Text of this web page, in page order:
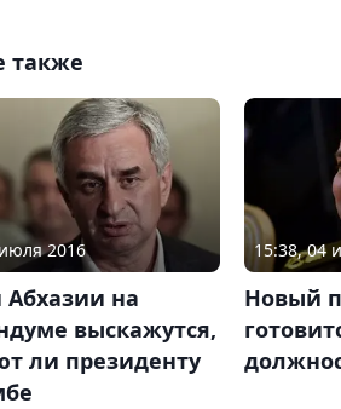
также
2016
на
выскажутся,
ли президенту
15:38, 04
Новый